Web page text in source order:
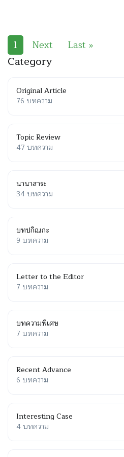
1 Next Last »
Category
Original Article
76 บทความ
Topic Review
47 บทความ
นานาสาระ
34 บทความ
บทปกิณกะ
9 บทความ
Letter to the Editor
7 บทความ
บทความพิเศษ
7 บทความ
Recent Advance
6 บทความ
Interesting Case
4 บทความ